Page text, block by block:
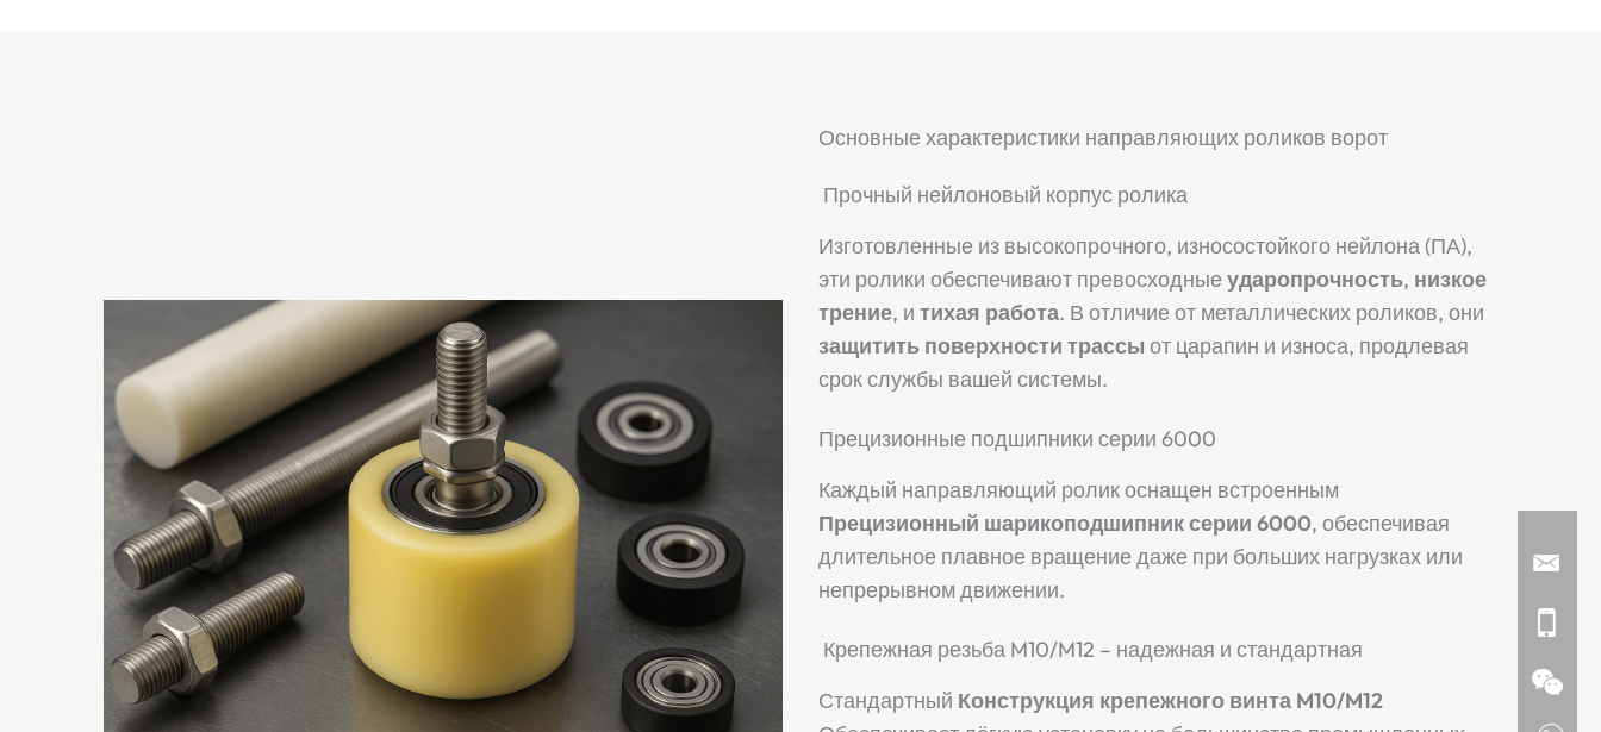
Основные характеристики направляющих роликов ворот
Прочный нейлоновый корпус ролика
Изготовленные из высокопрочного, износостойкого нейлона (ПА),
эти ролики обеспечивают превосходные ударопрочность, низкое
трение, и тихая работа. В отличие от металлических роликов, они
защитить поверхности трассы от царапин и износа, продлевая
срок службы вашей системы.
Прецизионные подшипники серии 6000
Каждый направляющий ролик оснащен встроенным
Прецизионный шарикоподшипник серии 6000, обеспечивая
длительное плавное вращение даже при больших нагрузках или
непрерывном движении.
Крепежная резьба M10/M12 – надежная и стандартная
Стандартный Конструкция крепежного винта M10/M12